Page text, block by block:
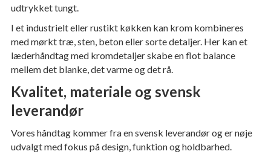
udtrykket tungt.
I et industrielt eller rustikt køkken kan krom kombineres
med mørkt træ, sten, beton eller sorte detaljer. Her kan et
læderhåndtag med kromdetaljer skabe en flot balance
mellem det blanke, det varme og det rå.
Kvalitet, materiale og svensk
leverandør
Vores håndtag kommer fra en svensk leverandør og er nøje
udvalgt med fokus på design, funktion og holdbarhed.